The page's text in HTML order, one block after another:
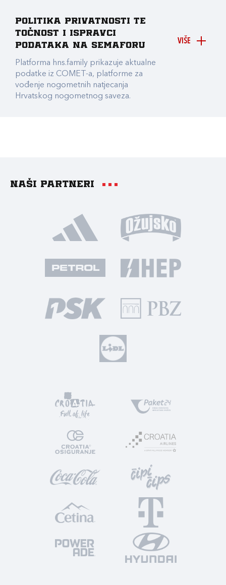
VIŠE
Politika privatnosti te
točnost i ispravci
podataka na Semaforu
Platforma hns.family prikazuje aktualne
podatke iz COMET-a, platforme za
vođenje nogometnih natjecanja
Hrvatskog nogometnog saveza.
Naši partneri